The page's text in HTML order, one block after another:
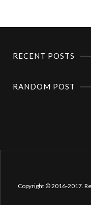
RECENT POSTS
RANDOM POST
Copyright © 2016-2017.